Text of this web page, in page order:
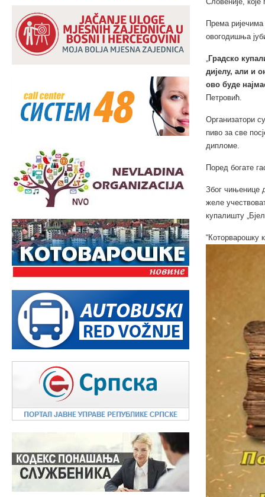
Према
овогодишња
„Градско
дијелу, али и
ово буде
Петровић.
Организатори
пиво за све
дипломе.
Поред богате
Због чињенице
желе
купалишту
“Которварошку